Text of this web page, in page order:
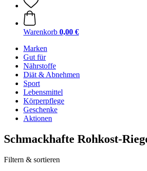
Warenkorb 0,00 €
Marken
Gut für
Nährstoffe
Diät & Abnehmen
Sport
Lebensmittel
Körperpflege
Geschenke
Aktionen
Schmackhafte Rohkost-
Filtern & sortieren